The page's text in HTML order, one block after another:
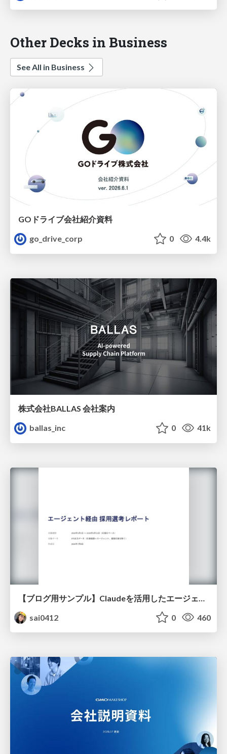
Other Decks in Business
See All in Business
GOドライブ会社紹介資料
go_drive_corp
0 4.4k
株式会社BALLAS 会社案内
ballas_inc
0 41k
sai0412
0 460